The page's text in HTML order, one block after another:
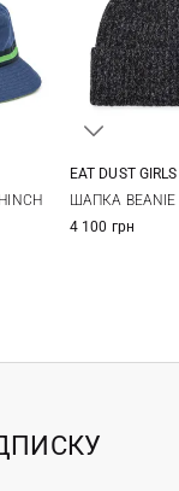
EAT DUST
ШАПКА BEANIE
4 100 грн